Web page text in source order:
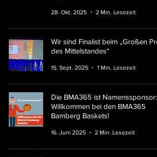
28. Okt. 2025 2 Min. Lesezeit
Wir sind Finalist beim „Großen
des Mittelstandes“
15. Sept. 2025 1 Min. Lesezeit
Die BMA365 ist Namenssponsor:
Willkommen bei den BMA365
Bamberg Baskets!
16. Juni 2025 2 Min. Lesezeit